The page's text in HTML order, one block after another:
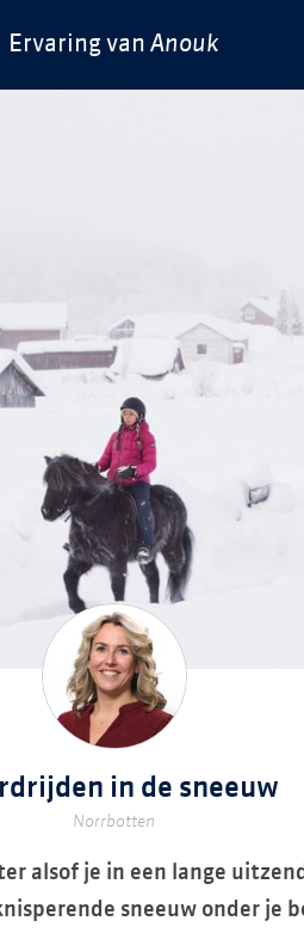
Ervaring van Anouk
in de sneeuw
Norrbotten
alsof je in een lange
sneeuw onder je